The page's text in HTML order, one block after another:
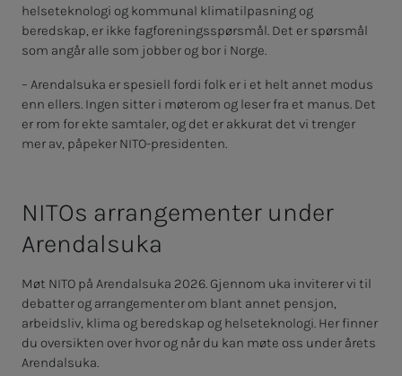
helseteknologi og kommunal klimatilpasning og
beredskap, er ikke fagforeningsspørsmål. Det er spørsmål
som angår alle som jobber og bor i Norge.
– Arendalsuka er spesiell fordi folk er i et helt annet modus
enn ellers. Ingen sitter i møterom og leser fra et manus. Det
er rom for ekte samtaler, og det er akkurat det vi trenger
mer av, påpeker NITO-presidenten.
NITOs ar­ran­­­ge­­­men­­­ter un­­­der
Aren­­­dal­s­u­­ka
Møt NITO på Arendalsuka 2026. Gjennom uka inviterer vi til
debatter og arrangementer om blant annet pensjon,
arbeidsliv, klima og beredskap og helseteknologi. Her finner
du oversikten over hvor og når du kan møte oss under årets
Arendalsuka.